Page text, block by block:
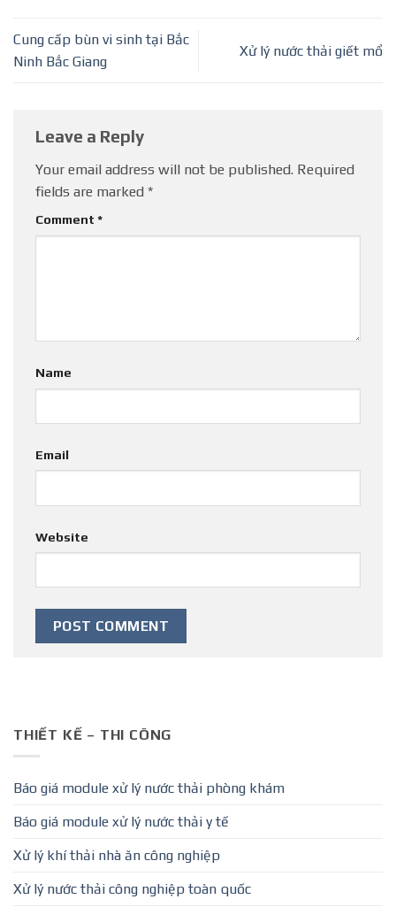
Cung cấp bùn vi sinh tại Bắc
Ninh Bắc Giang
Xử lý nước thải giết mổ
Leave a Reply
Your email address will not be published. Required
fields are marked *
Comment *
Name
Email
Website
THIẾT KẾ – THI CÔNG
Báo giá module xử lý nước thải phòng khám
Báo giá module xử lý nước thải y tế
Xử lý khí thải nhà ăn công nghiệp
Xử lý nước thải công nghiệp toàn quốc